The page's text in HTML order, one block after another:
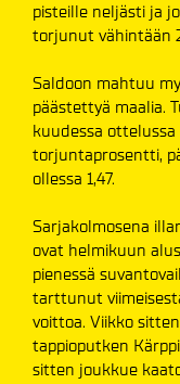
pisteille neljästi ja
torjunut vähintään
Saldoon mahtuu
päästettyä maalia.
kuudessa
torjuntaprosentti,
ollessa 1,47.
Sarjakolmosena
ovat helmikuun
pienessä
tarttunut
voittoa. Viikko
tappioputken
sitten joukkue